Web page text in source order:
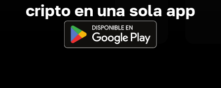
cripto en una sola app